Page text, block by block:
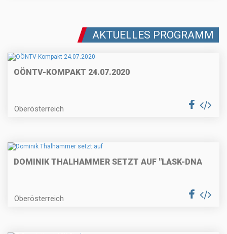
AKTUELLES PROGRAMM
OÖNTV-KOMPAKT 24.07.2020
Oberösterreich
DOMINIK THALHAMMER SETZT AUF "LASK-DNA
Oberösterreich